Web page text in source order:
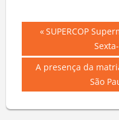
Navegação
de
Post
Previous
SUPERCOP
Next
A presença da
São